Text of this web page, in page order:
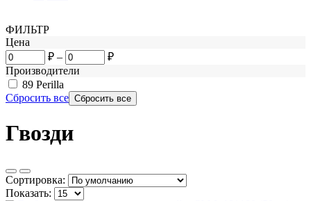
ФИЛЬТР
Цена
₽ –
₽
Производители
89 Perilla
Сбросить все
Гвозди
Сортировка:
Показать: